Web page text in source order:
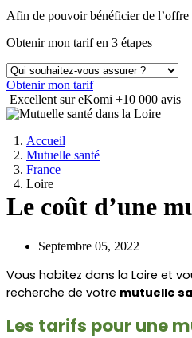
Afin de pouvoir bénéficier de l’offre
Obtenir mon tarif en 3 étapes
Obtenir mon tarif
Excellent sur eKomi +10 000 avis
Accueil
Mutuelle santé
France
Loire
Le coût d’une
Septembre 05, 2022
Vous habitez dans la Loire et
recherche de votre mutuelle
Les tarifs pour une